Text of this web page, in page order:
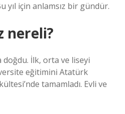
yıl için anlamsız bir gündür.
nereli?
doğdu. İlk, orta ve liseyi
eğitimini Atatürk
tamamladı. Evli ve